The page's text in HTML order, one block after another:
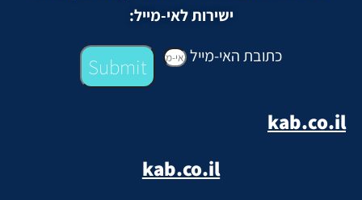
ישירות לאי-מייל:
כתובת האי-מייל
Submit
kab.co.il
kab.co.il